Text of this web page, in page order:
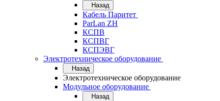
Назад
Кабель Паритет
ParLan ZH
КСПВ
КСПВГ
КСПЭВГ
Электротехническое оборудование
Назад
Электротехническое оборудование
Модульное оборудование
Назад